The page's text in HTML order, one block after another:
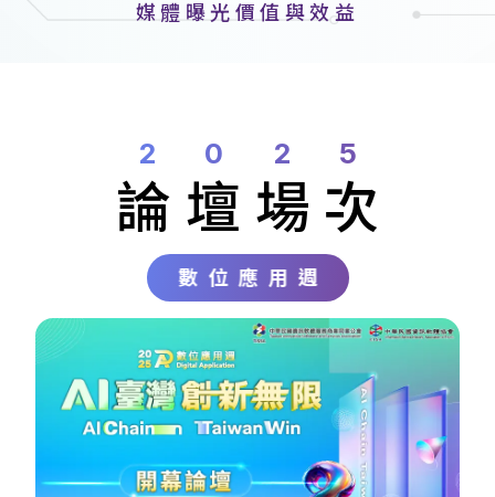
媒體曝光價值與效益
2025
論壇 場次
數位應用週